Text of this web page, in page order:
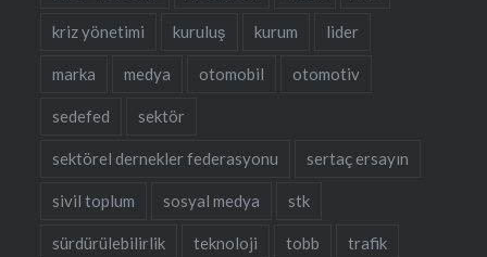
kriz yönetimi kuruluş kurum lider
marka medya otomobil otomotiv
sedefed sektör
sektörel dernekler federasyonu sertaç ersayın
sivil toplum sosyal medya stk
sürdürülebilirlik teknoloji tobb trafik